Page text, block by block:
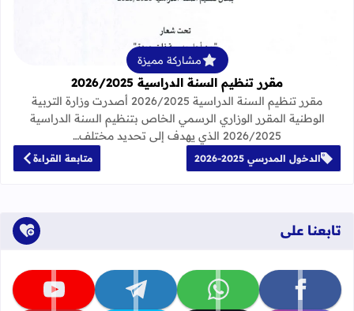
مشاركة مميزة
مقرر تنظيم السنة الدراسية 2026/2025
مقرر تنظيم السنة الدراسية 2026/2025 أصدرت وزارة التربية
الوطنية المقرر الوزاري الرسمي الخاص بتنظيم السنة الدراسية
2026/2025 الذي يهدف إلى تحديد مختلف…
الدخول المدرسي 2025-2026 متابعة القراءة
تابعنا على
تابعنا على facebook تابعنا على whatsapp تابعنا على telegram تابعنا على youtube